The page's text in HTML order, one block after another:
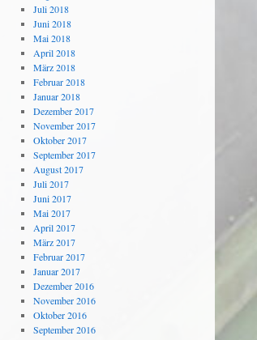
Juli 2018
Juni 2018
Mai 2018
April 2018
März 2018
Februar 2018
Januar 2018
Dezember 2017
November 2017
Oktober 2017
September 2017
August 2017
Juli 2017
Juni 2017
Mai 2017
April 2017
März 2017
Februar 2017
Januar 2017
Dezember 2016
November 2016
Oktober 2016
September 2016